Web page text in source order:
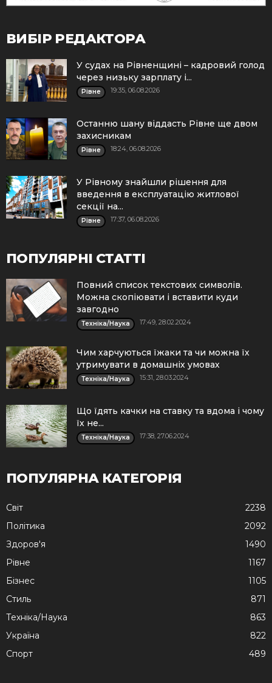
ВИБІР РЕДАКТОРА
У судах на Рівненщині – кадровий голод
через низьку зарплату і...
Рівне 19:35, 06.08.2026
Останню шану віддасть Рівне ще двом
захисникам
Рівне 18:24, 06.08.2026
У Рівному знайшли рішення для
введення в експлуатацію житлової
секції на...
Рівне 17:37, 06.08.2026
ПОПУЛЯРНІ СТАТТІ
Повний список текстових символів.
Можна скопіювати і вставити куди
завгодно
Техніка/Наука 17:49, 28.02.2024
Чим харчуються їжаки та чи можна їх
утримувати в домашніх умовах
Техніка/Наука 15:31, 28.03.2024
Що їдять качки на ставку та вдома і чому
їх не...
Техніка/Наука 17:38, 27.06.2024
ПОПУЛЯРНА КАТЕГОРІЯ
Cвіт
2238
Політика
2092
Здоров'я
1490
Рівне
1167
Бізнес
1105
Стиль
871
Техніка/Наука
863
Україна
822
Спорт
489